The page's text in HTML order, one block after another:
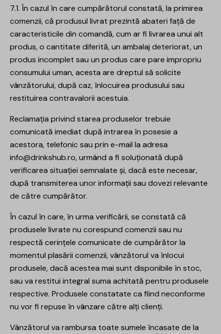
7.1. În cazul în care cumpărătorul constată, la primirea
comenzii, că produsul livrat prezintă abateri față de
caracteristicile din comandă, cum ar fi livrarea unui alt
produs, o cantitate diferită, un ambalaj deteriorat, un
produs incomplet sau un produs care pare impropriu
consumului uman, acesta are dreptul să solicite
vânzătorului, după caz, înlocuirea produsului sau
restituirea contravalorii acestuia.
Reclamația privind starea produselor trebuie
comunicată imediat după intrarea în posesie a
acestora, telefonic sau prin e-mail la adresa
info@drinkshub.ro, urmând a fi soluționată după
verificarea situației semnalate și, dacă este necesar,
după transmiterea unor informații sau dovezi relevante
de către cumpărător.
În cazul în care, în urma verificării, se constată că
produsele livrate nu corespund comenzii sau nu
respectă cerințele comunicate de cumpărător la
momentul plasării comenzii, vânzătorul va înlocui
produsele, dacă acestea mai sunt disponibile în stoc,
sau va restitui integral suma achitată pentru produsele
respective. Produsele constatate ca fiind neconforme
nu vor fi repuse în vânzare către alți clienți.
Vânzătorul va rambursa toate sumele încasate de la